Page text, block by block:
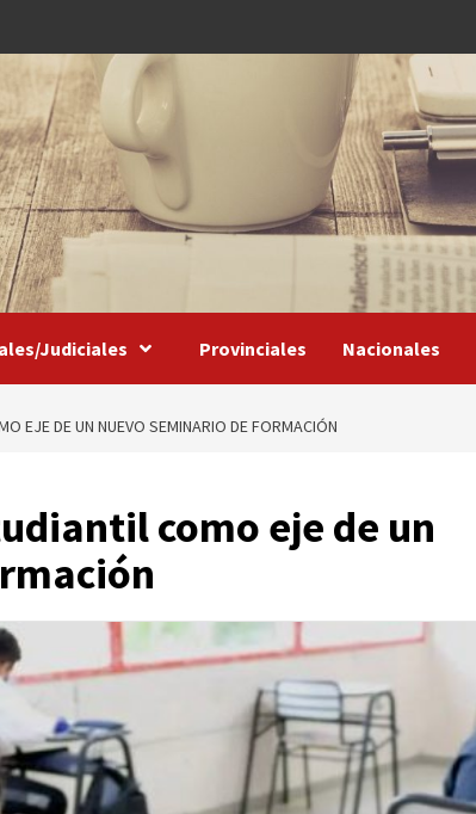
Judiciales Provinciales Nacionales
EJE DE UN NUEVO SEMINARIO DE FORMACIÓN
como eje de un